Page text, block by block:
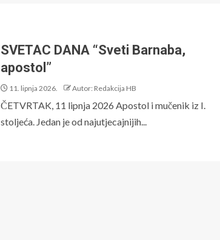
SVETAC DANA “Sveti Barnaba,
apostol”
11. lipnja 2026. Autor: Redakcija HB
ČETVRTAK, 11 lipnja 2026 Apostol i mučenik iz I.
stoljeća. Jedan je od najutjecajnijih...